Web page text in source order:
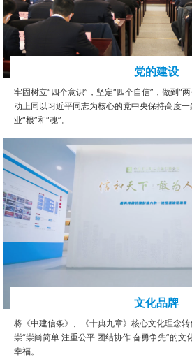
党的建设
牢固树立“四个意识”，坚定“四个自信”，做到“
动上同以习近平同志为核心的党中央保持高度
业“根”和“魂”。
文化品牌
将《中建信条》、《十典九章》核心文化理念
崇“崇尚简单 注重公平 团结协作 奋勇争先”的文
幸福。